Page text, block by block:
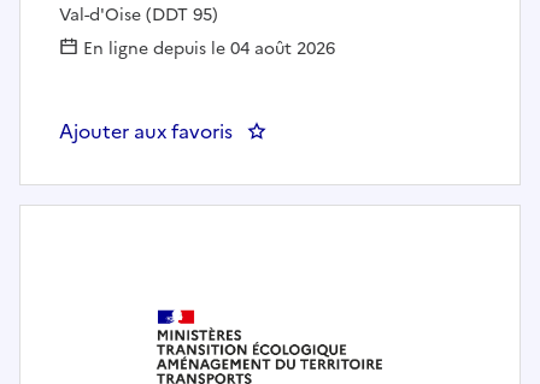
Val-d'Oise (DDT 95)
En ligne depuis le 04 août 2026
Ajouter aux favoris : Adjoint(e) au responsable du